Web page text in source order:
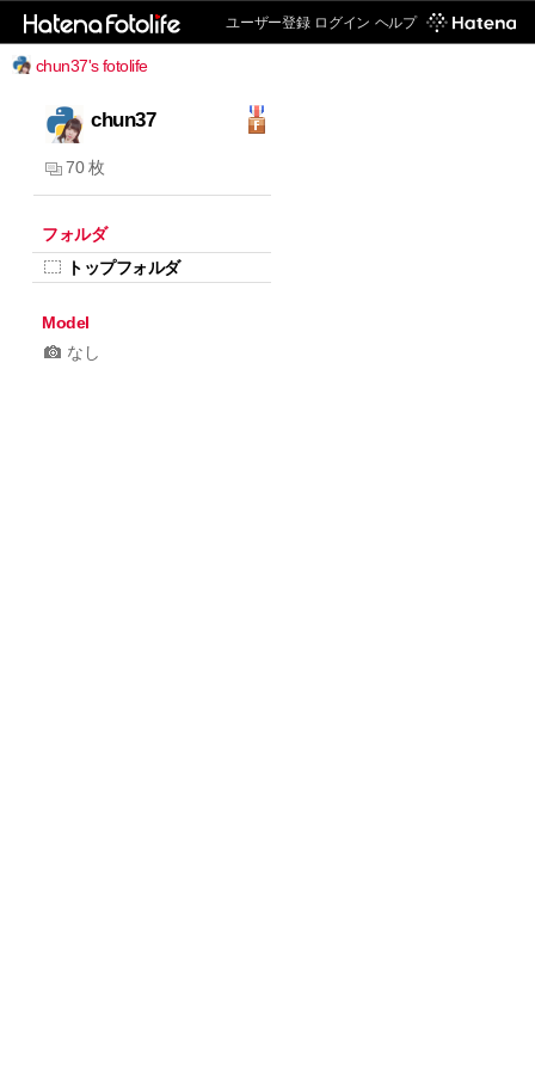
ユーザー登録 ログイン ヘルプ
chun37's fotolife
chun37
70 枚
フォルダ
トップフォルダ
Model
なし